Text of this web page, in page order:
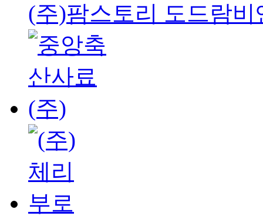
(주)팜스토리 도드람비